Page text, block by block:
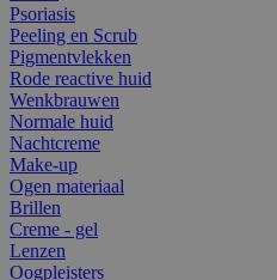
Psoriasis
Peeling en Scrub
Pigmentvlekken
Rode reactive huid
Wenkbrauwen
Normale huid
Nachtcreme
Make-up
Ogen materiaal
Brillen
Creme - gel
Lenzen
Oogpleisters